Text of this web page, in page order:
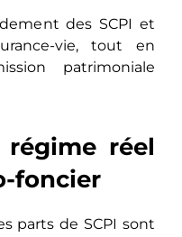
des SCPI et
vie, tout en
patrimoniale
régime réel
foncier
parts de SCPI sont